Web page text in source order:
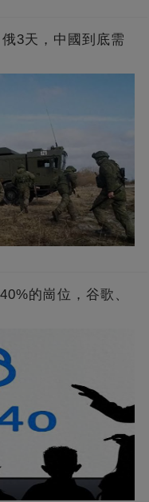
3天，中國到底需
的崗位，谷歌、